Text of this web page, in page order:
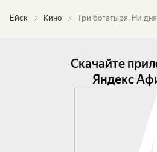
Ейск Кино Три богатыря. Ни
Скачайте
Яндекс